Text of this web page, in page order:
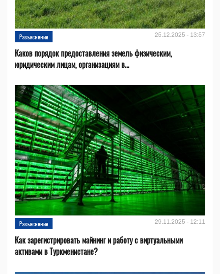
Разъяснения 25.12.2025 - 13:57
Каков порядок предоставления земель физическим,
юридическим лицам, организациям в...
Разъяснения 29.11.2025 - 12:11
Как зарегистрировать майнинг и работу с виртуальными
активами в Туркменистане?